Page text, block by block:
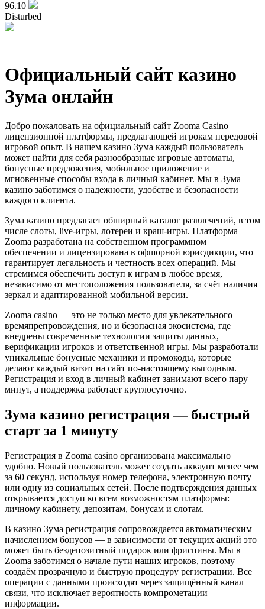
96.10
Disturbed
Официальный сайт казино
Зума онлайн
Добро пожаловать на официальный сайт Zooma Casino —
лицензионной платформы, предлагающей игрокам передовой
игровой опыт. В нашем казино Зума каждый пользователь
может найти для себя разнообразные игровые автоматы,
бонусные предложения, мобильное приложение и
мгновенные способы входа в личный кабинет. Мы в Зума
казино заботимся о надежности, удобстве и безопасности
каждого клиента.
Зума казино предлагает обширный каталог развлечений, в том
числе слоты, live-игры, лотереи и краш-игры. Платформа
Zooma разработана на собственном программном
обеспечении и лицензирована в офшорной юрисдикции, что
гарантирует легальность и честность всех операций. Мы
стремимся обеспечить доступ к играм в любое время,
независимо от местоположения пользователя, за счёт наличия
зеркал и адаптированной мобильной версии.
Zooma casino — это не только место для увлекательного
времяпрепровождения, но и безопасная экосистема, где
внедрены современные технологии защиты данных,
верификации игроков и ответственной игры. Мы разработали
уникальные бонусные механики и промокоды, которые
делают каждый визит на сайт по-настоящему выгодным.
Регистрация и вход в личный кабинет занимают всего пару
минут, а поддержка работает круглосуточно.
Зума казино регистрация — быстрый
старт за 1 минуту
Регистрация в Zooma casino организована максимально
удобно. Новый пользователь может создать аккаунт менее чем
за 60 секунд, используя номер телефона, электронную почту
или одну из социальных сетей. После подтверждения данных
открывается доступ ко всем возможностям платформы:
личному кабинету, депозитам, бонусам и слотам.
В казино Зума регистрация сопровождается автоматическим
начислением бонусов — в зависимости от текущих акций это
может быть бездепозитный подарок или фриспины. Мы в
Zooma заботимся о начале пути наших игроков, поэтому
создаём прозрачную и быструю процедуру регистрации. Все
операции с данными происходят через защищённый канал
связи, что исключает вероятность компрометации
информации.